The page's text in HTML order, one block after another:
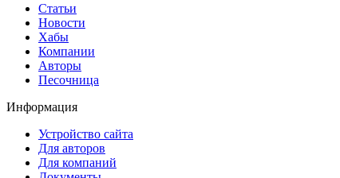
Статьи
Новости
Хабы
Компании
Авторы
Песочница
Информация
Устройство сайта
Для авторов
Для компаний